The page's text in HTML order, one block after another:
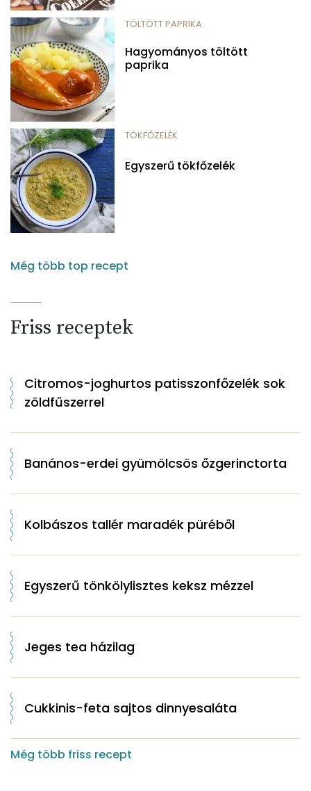
TÖLTÖTT PAPRIKA
Hagyományos töltött
paprika
TÖKFŐZELÉK
Egyszerű tökfőzelék
Még több top recept
Friss receptek
Citromos-joghurtos patisszonfőzelék sok
zöldfűszerrel
Banános-erdei gyümölcsös őzgerinctorta
Kolbászos tallér maradék püréből
Egyszerű tönkölylisztes keksz mézzel
Jeges tea házilag
Cukkinis-feta sajtos dinnyesaláta
Még több friss recept